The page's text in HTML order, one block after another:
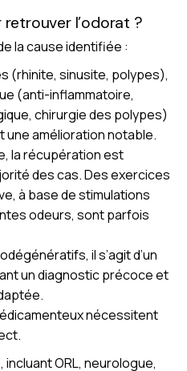
l’odorat ?
la cause identifiée :
(rhinite, sinusite, polypes),
(anti-inflammatoire,
chirurgie des polypes)
une amélioration notable.
la récupération est
des cas. Des exercices
à base de stimulations
odeurs, sont parfois
il s’agit d’un
un diagnostic précoce et
nécessitent
ORL, neurologue,